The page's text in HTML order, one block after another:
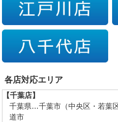
各店対応エリア
【千葉店】
千葉県…千葉市（中央区・若葉
道市